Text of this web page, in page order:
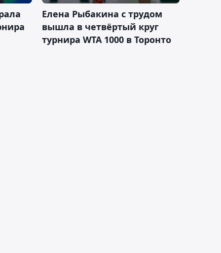
Елена Рыбакина с трудом
вышла в четвёртый круг
турнира WTA 1000 в Торонто